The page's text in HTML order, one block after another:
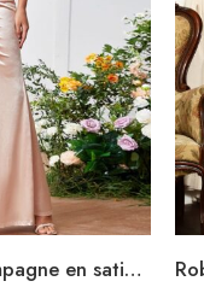
Robe de soirée champagne en satin longue fendue à bretelles